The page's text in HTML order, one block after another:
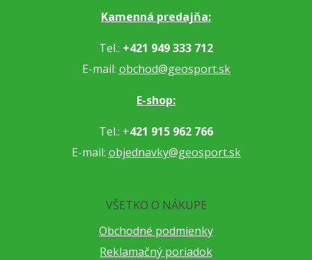
Kamenná predajňa:
Tel.: +421 949 333 712
E-mail: obchod@geosport.sk
E-shop:
Tel.: +421 915 962 766
E-mail: objednavky@geosport.sk
VŠETKO O NÁKUPE
Obchodné podmienky
Reklamačný poriadok